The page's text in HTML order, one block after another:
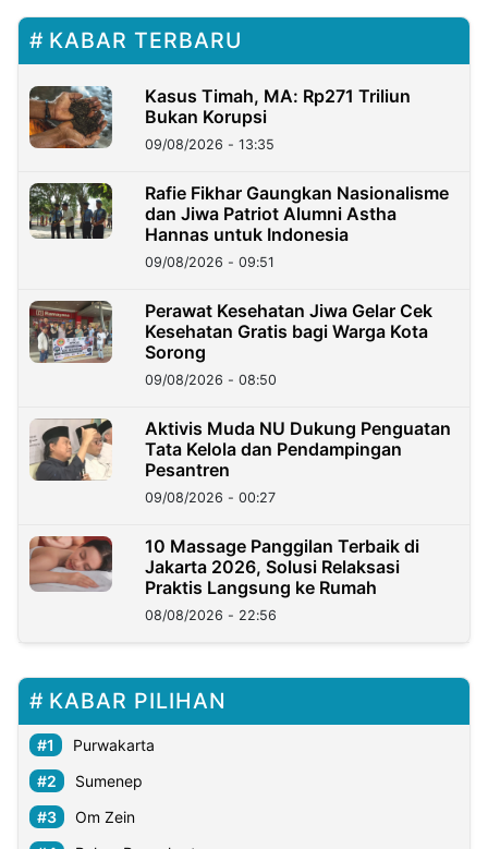
KABAR TERBARU
Kasus Timah, MA: Rp271 Triliun
Bukan Korupsi
09/08/2026 - 13:35
Rafie Fikhar Gaungkan Nasionalisme
dan Jiwa Patriot Alumni Astha
Hannas untuk Indonesia
09/08/2026 - 09:51
Perawat Kesehatan Jiwa Gelar Cek
Kesehatan Gratis bagi Warga Kota
Sorong
09/08/2026 - 08:50
Aktivis Muda NU Dukung Penguatan
Tata Kelola dan Pendampingan
Pesantren
09/08/2026 - 00:27
10 Massage Panggilan Terbaik di
Jakarta 2026, Solusi Relaksasi
Praktis Langsung ke Rumah
08/08/2026 - 22:56
KABAR PILIHAN
Purwakarta
Sumenep
Om Zein